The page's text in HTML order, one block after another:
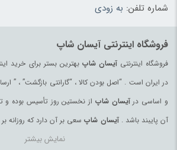
شماره تلفن: به زودی
فروشگاه اینترنتی آیسان شاپ
فروشگاه اینترنتیآیسان شاپبهترین بستر برای خرید
در ایران است . “اصل بودن کالا ، “گارانتی بازگشت” ، ”
و اساسی درآیسان شاپ از نخستین روز تأسیس بوده و
آن پایبند باشد .آیسان شاپ سعی بر آن دارد که روزانه
بیفزاید تا بتواند نیاز همه ی افراد با هر نوع سلیقه را در
نمایش بیشتر